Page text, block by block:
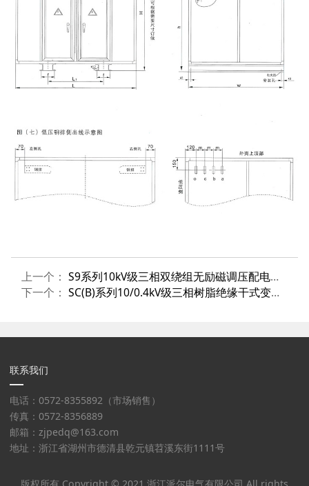
上一个：S9系列10kV级三相双绕组无励磁调压配电变压器
下一个：SC(B)系列10/0.4kV级三相树脂绝缘干式变压器
联系我们
电话：0572-8355892（市场销售）
传真：0572-8356889
邮箱：zjpedq@163.com
地址：浙江省湖州市德清县乾元镇苕溪东街1111号